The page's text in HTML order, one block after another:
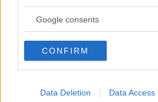
not limited to your visit or usage
use your data for below specified
consent section.
Google consents
CONFIRM
Data Deletion Data Access